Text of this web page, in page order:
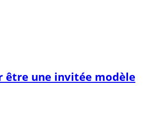
être une invitée modèle